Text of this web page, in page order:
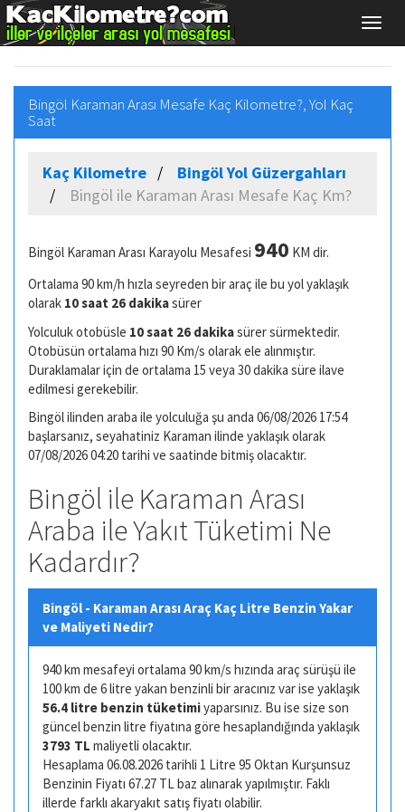
Bingöl Karaman Arası Mesafe Kaç Kilometre?, Yol Kaç
Saat
Kaç Kilometre
Bingöl Yol Güzergahları
Bingöl ile Karaman Arası Mesafe Kaç Km?
Bingöl Karaman Arası Karayolu Mesafesi 940 KM dir.
Ortalama 90 km/h hızla seyreden bir araç ile bu yol yaklaşık
olarak 10 saat 26 dakikasürer
Yolculuk otobüsle 10 saat 26 dakikasürer sürmektedir.
Otobüsün ortalama hızı 90 Km/s olarak ele alınmıştır.
Duraklamalar için de ortalama 15 veya 30 dakika süre ilave
edilmesi gerekebilir.
Bingöl ilinden araba ile yolculuğa şu anda 06/08/2026 17:54
başlarsanız, seyahatiniz Karaman ilinde yaklaşık olarak
07/08/2026 04:20 tarihi ve saatinde bitmiş olacaktır.
Bingöl ile Karaman Arası
Araba ile Yakıt Tüketimi Ne
Kadardır?
Bingöl - Karaman Arası Araç Kaç Litre Benzin Yakar
ve Maliyeti Nedir?
940 km mesafeyi ortalama 90 km/s hızında araç sürüşü ile
100 km de 6 litre yakan benzinli bir aracınız var ise yaklaşık
56.4 litre benzin tüketimiyaparsınız. Bu ise size son
güncel benzin litre fiyatına göre hesaplandığında yaklaşık
3793 TL maliyetli olacaktır.
Hesaplama 06.08.2026 tarihli 1 Litre 95 Oktan Kurşunsuz
Benzinin Fiyatı 67.27 TL baz alınarak yapılmıştır. Faklı
illerde farklı akaryakıt satış fiyatı olabilir.